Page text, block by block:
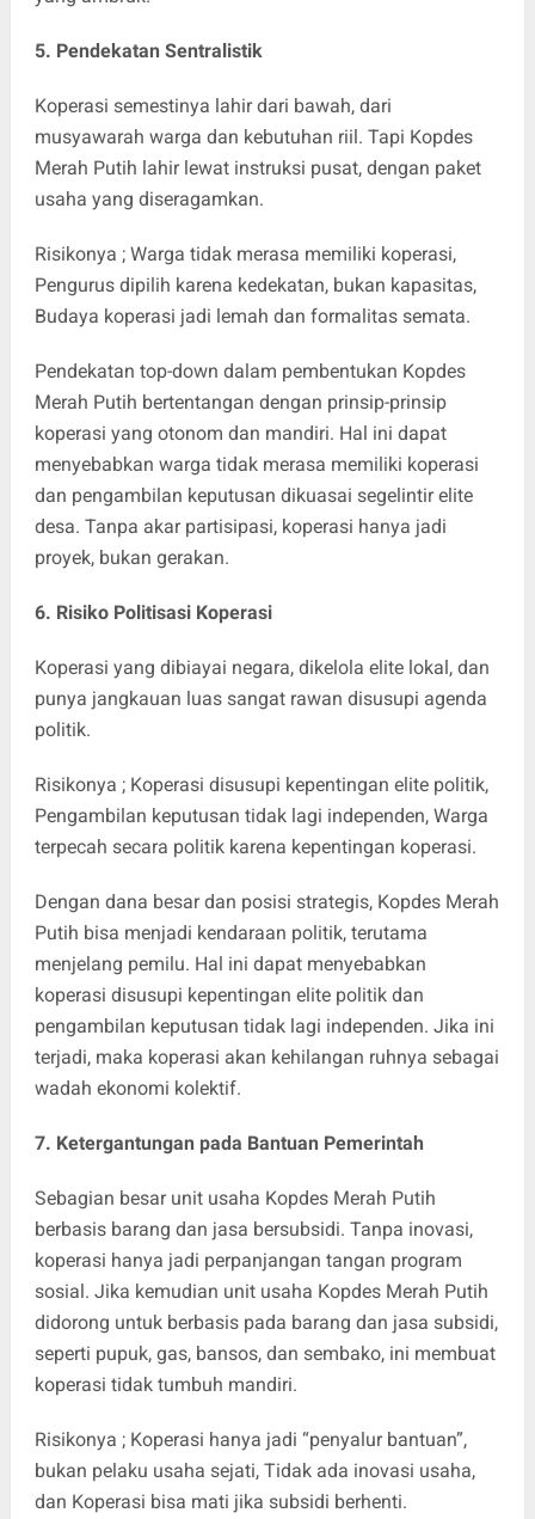
5. Pendekatan Sentralistik
Koperasi semestinya lahir dari bawah, dari
musyawarah warga dan kebutuhan riil. Tapi Kopdes
Merah Putih lahir lewat instruksi pusat, dengan paket
usaha yang diseragamkan.
Risikonya ; Warga tidak merasa memiliki koperasi,
Pengurus dipilih karena kedekatan, bukan kapasitas,
Budaya koperasi jadi lemah dan formalitas semata.
Pendekatan top-down dalam pembentukan Kopdes
Merah Putih bertentangan dengan prinsip-prinsip
koperasi yang otonom dan mandiri. Hal ini dapat
menyebabkan warga tidak merasa memiliki koperasi
dan pengambilan keputusan dikuasai segelintir elite
desa. Tanpa akar partisipasi, koperasi hanya jadi
proyek, bukan gerakan.
6. Risiko Politisasi Koperasi
Koperasi yang dibiayai negara, dikelola elite lokal, dan
punya jangkauan luas sangat rawan disusupi agenda
politik.
Risikonya ; Koperasi disusupi kepentingan elite politik,
Pengambilan keputusan tidak lagi independen, Warga
terpecah secara politik karena kepentingan koperasi.
Dengan dana besar dan posisi strategis, Kopdes Merah
Putih bisa menjadi kendaraan politik, terutama
menjelang pemilu. Hal ini dapat menyebabkan
koperasi disusupi kepentingan elite politik dan
pengambilan keputusan tidak lagi independen. Jika ini
terjadi, maka koperasi akan kehilangan ruhnya sebagai
wadah ekonomi kolektif.
7. Ketergantungan pada Bantuan Pemerintah
Sebagian besar unit usaha Kopdes Merah Putih
berbasis barang dan jasa bersubsidi. Tanpa inovasi,
koperasi hanya jadi perpanjangan tangan program
sosial. Jika kemudian unit usaha Kopdes Merah Putih
didorong untuk berbasis pada barang dan jasa subsidi,
seperti pupuk, gas, bansos, dan sembako, ini membuat
koperasi tidak tumbuh mandiri.
Risikonya ; Koperasi hanya jadi “penyalur bantuan”,
bukan pelaku usaha sejati, Tidak ada inovasi usaha,
dan Koperasi bisa mati jika subsidi berhenti.